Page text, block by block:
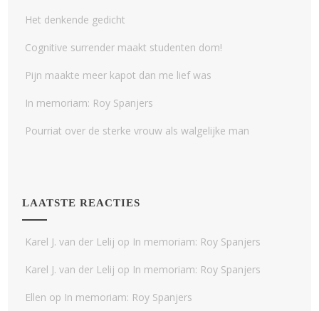
Het denkende gedicht
Cognitive surrender maakt studenten dom!
Pijn maakte meer kapot dan me lief was
In memoriam: Roy Spanjers
Pourriat over de sterke vrouw als walgelijke man
LAATSTE REACTIES
Karel J. van der Lelij op In memoriam: Roy Spanjers
Karel J. van der Lelij op In memoriam: Roy Spanjers
Ellen op In memoriam: Roy Spanjers